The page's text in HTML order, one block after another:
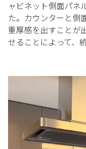
ャビネット側面パネ
た。カウンターと側
重厚感を出すことが
せることによって、